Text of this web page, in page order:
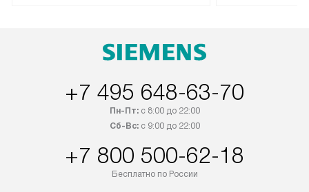
+7 495 648-63-70
Пн-Пт:с 8:00 до 22:00
Сб-Вс:с 9:00 до 22:00
+7 800 500-62-18
Бесплатно по России